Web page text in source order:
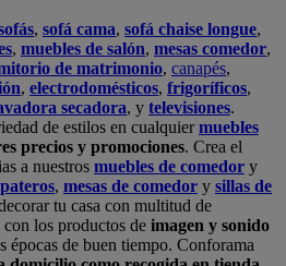
, sofá cama, sofá chaise longue,
, muebles de salón, mesas comedor,
de matrimonio, canapés,
, electrodomésticos, frigoríficos,
secadora, y televisiones.
de estilos en cualquiermuebles
precios y promociones. Crea el
a nuestros muebles de comedor y
, mesas de comedor y sillas de
tu casa con multitud de
los productos de imagen y sonido
épocas de buen tiempo. Conforama